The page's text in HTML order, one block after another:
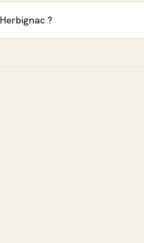
?